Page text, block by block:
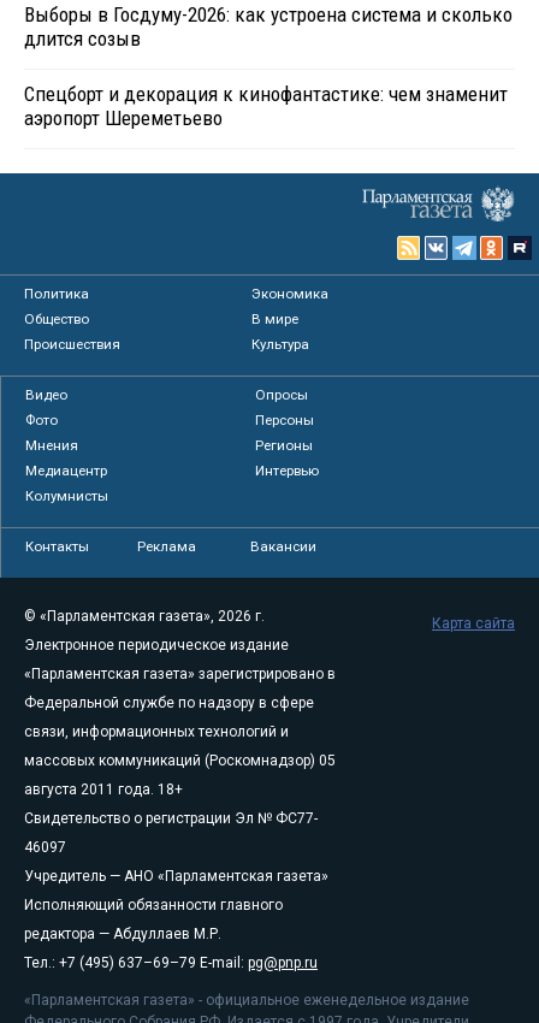
Выборы в Госдуму-2026: как устроена система и сколько
длится созыв
Спецборт и декорация к кинофантастике: чем знаменит
аэропорт Шереметьево
Политика
Экономика
Общество
В мире
Происшествия
Культура
Видео
Опросы
Фото
Персоны
Мнения
Регионы
Медиацентр
Интервью
Колумнисты
Контакты Реклама Вакансии
© «Парламентская газета», 2026 г.
Электронное периодическое издание
«Парламентская газета» зарегистрировано в
Федеральной службе по надзору в сфере
связи, информационных технологий и
массовых коммуникаций (Роскомнадзор) 05
августа 2011 года. 18+
Свидетельство о регистрации Эл № ФС77-
46097
Учредитель — АНО «Парламентская газета»
Исполняющий обязанности главного
редактора — Абдуллаев М.Р.
Тел.: +7 (495) 637–69–79 E-mail: pg@pnp.ru
«Парламентская газета» - официальное еженедельное издание
Карта сайта